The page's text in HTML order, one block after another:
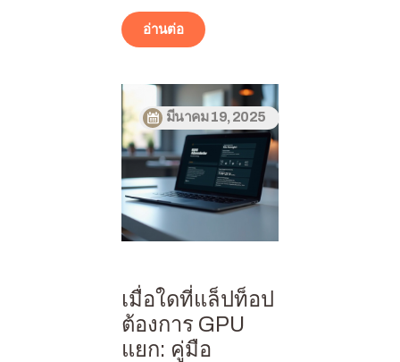
อ่านต่อ
มีนาคม 19, 2025
เมื่อใดที่แล็ปท็อป
ต้องการ GPU
แยก: คู่มือ